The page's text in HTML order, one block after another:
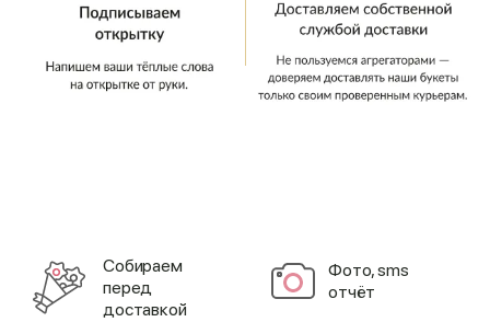
Cобираем
перед
доставкой
Фото, sms
отчёт